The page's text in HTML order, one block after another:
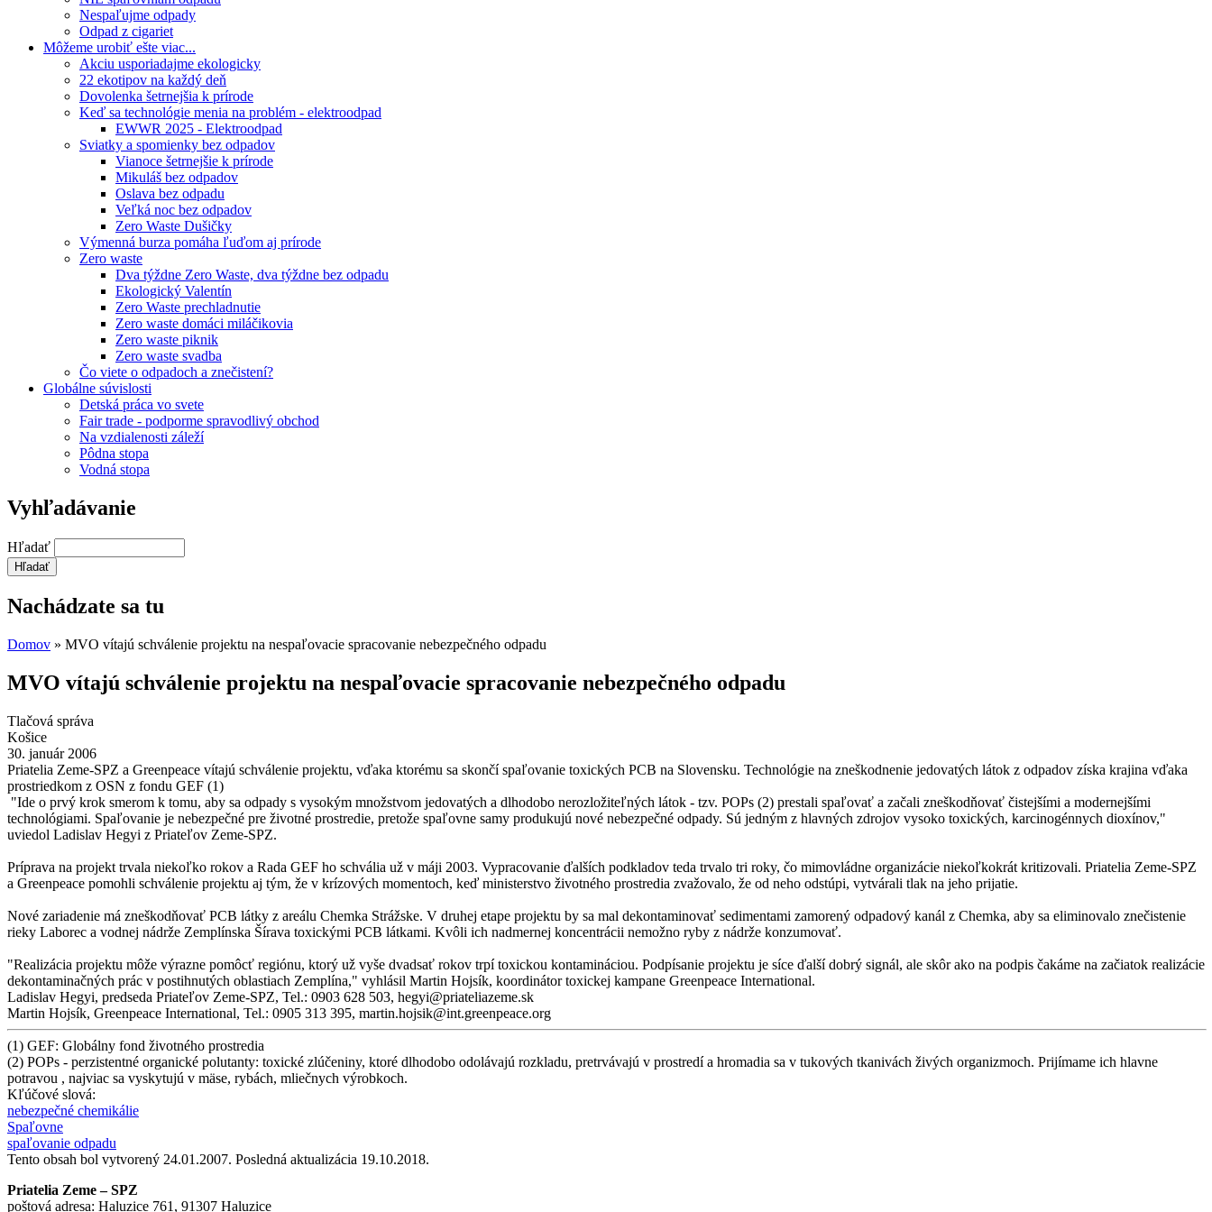
Nespaľujme odpady
Odpad z cigariet
Môžeme urobiť ešte viac...
Akciu usporiadajme ekologicky
22 ekotipov na každý deň
Dovolenka šetrnejšia k prírode
Keď sa technológie menia na problém - elektroodpad
EWWR 2025 - Elektroodpad
Sviatky a spomienky bez odpadov
Vianoce šetrnejšie k prírode
Mikuláš bez odpadov
Oslava bez odpadu
Veľká noc bez odpadov
Zero Waste Dušičky
Výmenná burza pomáha ľuďom aj prírode
Zero waste
Dva týždne Zero Waste, dva týždne bez odpadu
Ekologický Valentín
Zero Waste prechladnutie
Zero waste domáci miláčikovia
Zero waste piknik
Zero waste svadba
Čo viete o odpadoch a znečistení?
Globálne súvislosti
Detská práca vo svete
Fair trade - podporme spravodlivý obchod
Na vzdialenosti záleží
Pôdna stopa
Vodná stopa
Vyhľadávanie
Hľadať
Nachádzate sa tu
Domov » MVO vítajú schválenie projektu na nespaľovacie spracovanie nebezpečného odpadu
MVO vítajú schválenie projektu na nespaľovacie spracovanie nebezpečného odpadu
Tlačová správa
Košice
30. január 2006
Priatelia Zeme-SPZ a Greenpeace vítajú schválenie projektu, vďaka ktorému sa skončí spaľovanie toxických PCB na Slovensku. Technológie na zneškodnenie jedovatých látok z odpadov získa krajina vďaka
prostriedkom z OSN z fondu GEF (1)
"Ide o prvý krok smerom k tomu, aby sa odpady s vysokým množstvom jedovatých a dlhodobo nerozložiteľných látok - tzv. POPs (2) prestali spaľovať a začali zneškodňovať čistejšími a modernejšími
technológiami. Spaľovanie je nebezpečné pre životné prostredie, pretože spaľovne samy produkujú nové nebezpečné odpady. Sú jedným z hlavných zdrojov vysoko toxických, karcinogénnych dioxínov,"
uviedol Ladislav Hegyi z Priateľov Zeme-SPZ.
Príprava na projekt trvala niekoľko rokov a Rada GEF ho schvália už v máji 2003. Vypracovanie ďalších podkladov teda trvalo tri roky, čo mimovládne organizácie niekoľkokrát kritizovali. Priatelia Zeme-SPZ
a Greenpeace pomohli schválenie projektu aj tým, že v krízových momentoch, keď ministerstvo životného prostredia zvažovalo, že od neho odstúpi, vytvárali tlak na jeho prijatie.
Nové zariadenie má zneškodňovať PCB látky z areálu Chemka Strážske. V druhej etape projektu by sa mal dekontaminovať sedimentami zamorený odpadový kanál z Chemka, aby sa eliminovalo znečistenie
rieky Laborec a vodnej nádrže Zemplínska Šírava toxickými PCB látkami. Kvôli ich nadmernej koncentrácii nemožno ryby z nádrže konzumovať.
"Realizácia projektu môže výrazne pomôcť regiónu, ktorý už vyše dvadsať rokov trpí toxickou kontamináciou. Podpísanie projektu je síce ďalší dobrý signál, ale skôr ako na podpis čakáme na začiatok realizácie
dekontaminačných prác v postihnutých oblastiach Zemplína," vyhlásil Martin Hojsík, koordinátor toxickej kampane Greenpeace International.
Ladislav Hegyi, predseda Priateľov Zeme-SPZ, Tel.: 0903 628 503, hegyi@priateliazeme.sk
Martin Hojsík, Greenpeace International, Tel.: 0905 313 395, martin.hojsik@int.greenpeace.org
(1) GEF: Globálny fond životného prostredia
(2) POPs - perzistentné organické polutanty: toxické zlúčeniny, ktoré dlhodobo odolávajú rozkladu, pretrvávajú v prostredí a hromadia sa v tukových tkanivách živých organizmoch. Prijímame ich hlavne
potravou , najviac sa vyskytujú v mäse, rybách, mliečnych výrobkoch.
Kľúčové slová:
nebezpečné chemikálie
Spaľovne
spaľovanie odpadu
Tento obsah bol vytvorený 24.01.2007. Posledná aktualizácia 19.10.2018.
Priatelia Zeme – SPZ
poštová adresa: Haluzice 761, 91307 Haluzice